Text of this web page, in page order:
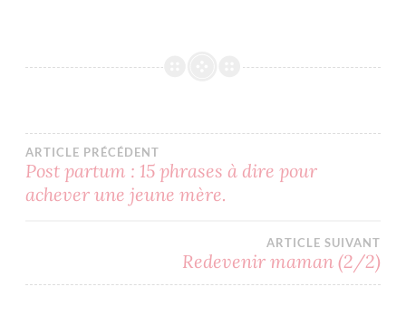
DEUX
NOURRISSON
NOUVEAU
ARTICLE PRÉCÉDENT
Post partum : 15 phrases à dire pour
achever une jeune mère.
ARTICLE SUIVANT
Redevenir maman (2/2)